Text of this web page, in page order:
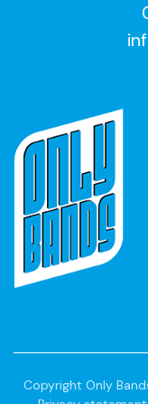
Copyright Only